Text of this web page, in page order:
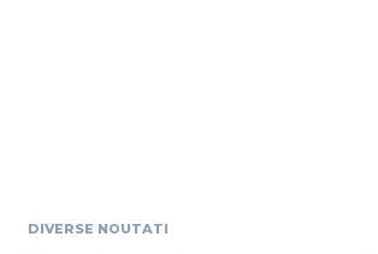
DIVERSE NOUTATI